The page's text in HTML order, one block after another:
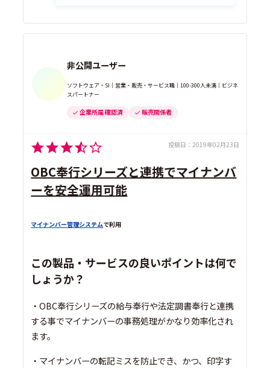
非公開ユーザー
ソフトウェア・SI｜営業・販売・サービス職｜100-300人未満｜ビジネ
スパートナー
企業所属 確認済 販売関係者
投稿日： 2019年02月23日
OBC奉行シリーズと連携でマイナンバ
ーを安全運用可能
マイナンバー管理システムで利用
この製品・サービスの良いポイントは何で
しょうか？
・OBC奉行シリーズの給与奉行や法定調書奉行と連携
する事でマイナンバーの事務処理がかなり効率化され
ます。
・マイナンバーの転記ミスを防止でき、かつ、印字す